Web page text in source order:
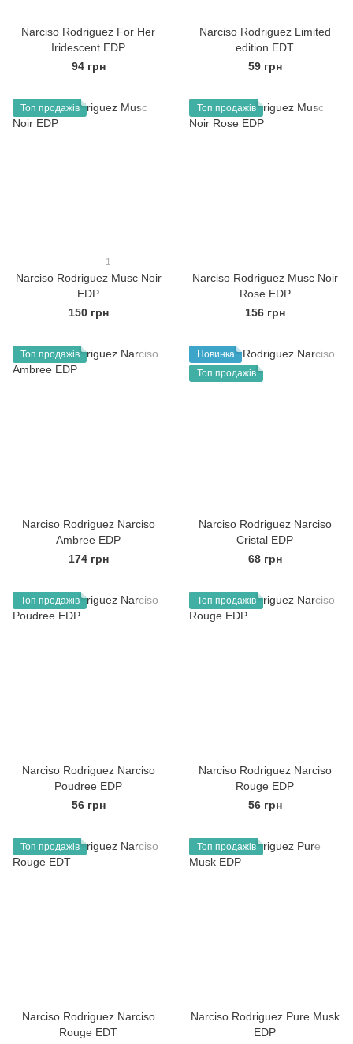
Narciso Rodriguez For Her
Iridescent EDP
94 грн
Narciso Rodriguez Limited
edition EDT
59 грн
Топ продажів
1
Narciso Rodriguez Musc Noir
EDP
150 грн
Топ продажів
Narciso Rodriguez Musc Noir
Rose EDP
156 грн
Топ продажів
Narciso Rodriguez Narciso
Ambree EDP
174 грн
Новинка
Топ продажів
Narciso Rodriguez Narciso
Cristal EDP
68 грн
Топ продажів
Narciso Rodriguez Narciso
Poudree EDP
56 грн
Топ продажів
Narciso Rodriguez Narciso
Rouge EDP
56 грн
Топ продажів
Narciso Rodriguez Narciso
Rouge EDT
Топ продажів
Narciso Rodriguez Pure Musk
EDP